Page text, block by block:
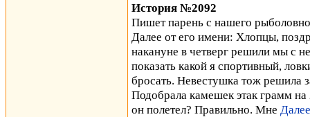
История №2092
Пишет парень с нашего
Далее от его имени: Хлопцы,
накануне в четверг решили мы с
показать какой я спортивный,
бросать. Невестушка тож решила
Подобрала камешек этак грамм
он полетел? Правильно. Мне